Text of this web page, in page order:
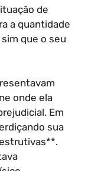
de
a quantidade
que o seu
onde ela
Em
sua